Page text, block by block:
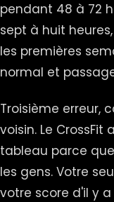
pendant 48 à 72
sept à huit
les premières
normal et
Troisième erreur,
voisin. Le
tableau parce
les gens. Votre
votre score d'il y